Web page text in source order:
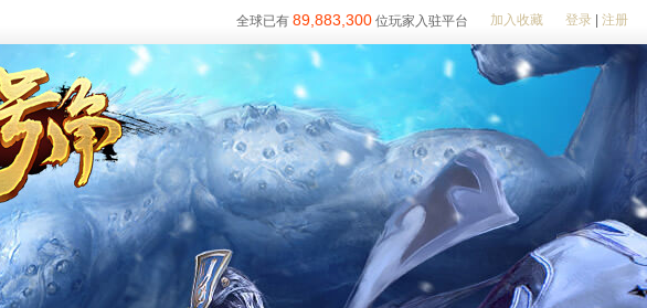
全球已有 89,883,300 位玩家入驻平台 加入收藏 登录 注册